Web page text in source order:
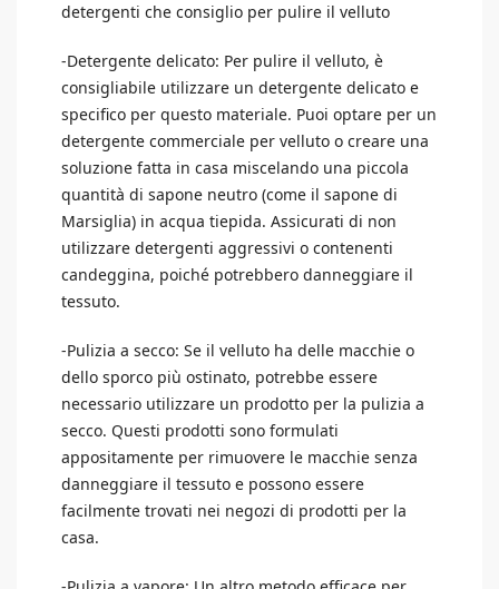
detergenti che consiglio per pulire il velluto
-Detergente delicato: Per pulire il velluto, è
consigliabile utilizzare un detergente delicato e
specifico per questo materiale. Puoi optare per un
detergente commerciale per velluto o creare una
soluzione fatta in casa miscelando una piccola
quantità di sapone neutro (come il sapone di
Marsiglia) in acqua tiepida. Assicurati di non
utilizzare detergenti aggressivi o contenenti
candeggina, poiché potrebbero danneggiare il
tessuto.
-Pulizia a secco: Se il velluto ha delle macchie o
dello sporco più ostinato, potrebbe essere
necessario utilizzare un prodotto per la pulizia a
secco. Questi prodotti sono formulati
appositamente per rimuovere le macchie senza
danneggiare il tessuto e possono essere
facilmente trovati nei negozi di prodotti per la
casa.